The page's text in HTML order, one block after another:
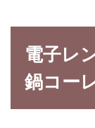
電子レ
鍋コー